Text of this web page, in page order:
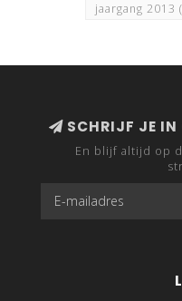
jaargang 2013
SCHRIJF JE IN
En blijf altijd op